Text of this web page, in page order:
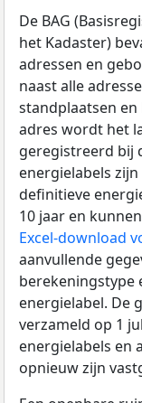
De BAG
het Kadaster)
adressen en
naast alle
standplaatsen
adres wordt het
geregistreerd bij
energielabels
definitieve
10 jaar en
Excel-download
aanvullende
berekeningstype
energielabel. De
verzameld op 1
energielabels en
opnieuw zijn